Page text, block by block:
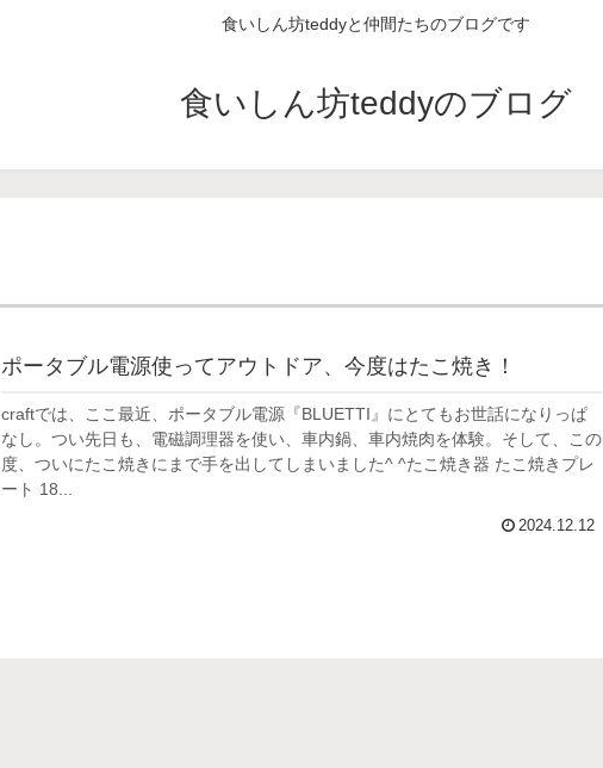
食いしん坊teddyと仲間たちのブログです
食いしん坊teddyのブログ
ポータブル電源使ってアウトドア、今度はたこ焼き！
craftでは、ここ最近、ポータブル電源『BLUETTI』にとてもお世話になりっぱ
なし。つい先日も、電磁調理器を使い、車内鍋、車内焼肉を体験。そして、この
度、ついにたこ焼きにまで手を出してしまいました^ ^たこ焼き器 たこ焼きプレ
ート 18...
2024.12.12